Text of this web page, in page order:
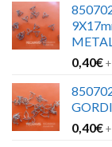
0,40€
0,40€